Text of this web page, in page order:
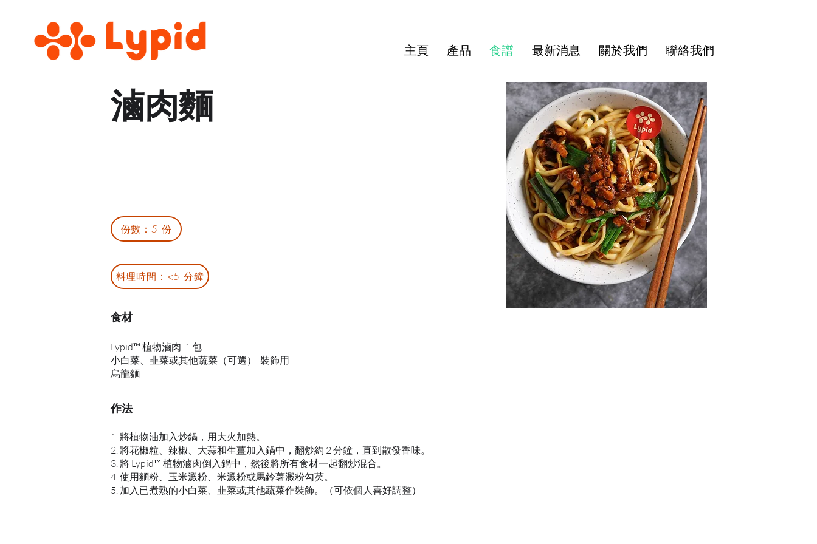
主頁 產品 食譜 最新消息 關於我們 聯絡我們
滷肉麵
份數：5 份
料理時間：<5 分鐘
食材
Lypid™ 植物滷肉 1 包
小白菜、韭菜或其他蔬菜（可選） 裝飾用
烏龍麵
作法
1. 將植物油加入炒鍋，用大火加熱。
2. 將花椒粒、辣椒、大蒜和生薑加入鍋中，翻炒約 2 分鐘，直到散發香味。
3. 將 Lypid™ 植物滷肉倒入鍋中，然後將所有食材一起翻炒混合。
4. 使用麵粉、玉米澱粉、米澱粉或馬鈴薯澱粉勾芡。
5. 加入已煮熟的小白菜、韭菜或其他蔬菜作裝飾。（可依個人喜好調整）